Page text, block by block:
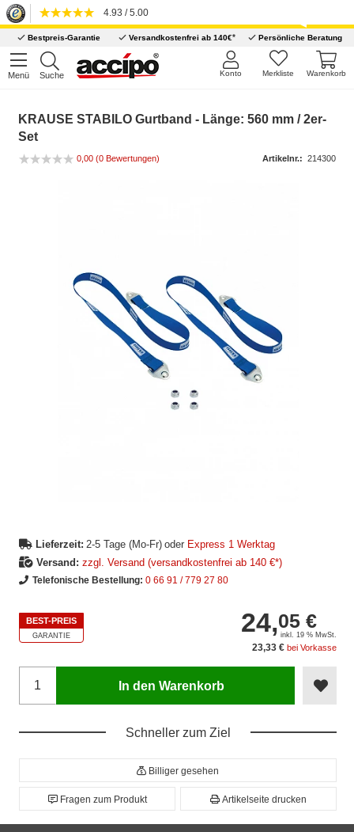
4.93 / 5.00
Bestpreis-Garantie Versandkostenfrei ab 140€* Persönliche Beratung
Menü Suche Warenkorb
Merkliste
Konto
KRAUSE STABILO Gurtband - Länge: 560 mm / 2er-
Set
0,00 (0 Bewertungen) Artikelnr.: 214300
Lieferzeit: 2-5 Tage (Mo-Fr) oder Express 1 Werktag
Versand: zzgl. Versand (versandkostenfrei ab 140 €*)
Telefonische Bestellung: 0 66 91 / 779 27 80
BEST-PREIS
GARANTIE 24,05 €
inkl. 19 % MwSt.
23,33 € bei Vorkasse
In den Warenkorb
Schneller zum Ziel
Billiger gesehen
Fragen zum Produkt Artikelseite drucken